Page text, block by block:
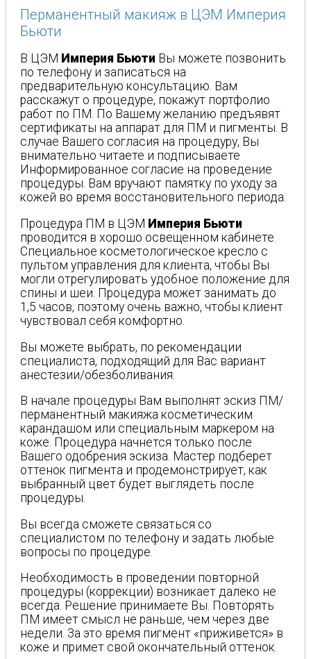
Перманентный макияж в ЦЭМ Империя
Бьюти
В ЦЭМ Империя Бьюти Вы можете позвонить
по телефону и записаться на
предварительную консультацию. Вам
расскажут о процедуре, покажут портфолио
работ по ПМ. По Вашему желанию предъявят
сертификаты на аппарат для ПМ и пигменты. В
случае Вашего согласия на процедуру, Вы
внимательно читаете и подписываете
Информированное согласие на проведение
процедуры. Вам вручают памятку по уходу за
кожей во время восстановительного периода.
Процедура ПМ в ЦЭМ Империя Бьюти
проводится в хорошо освещенном кабинете.
Специальное косметологическое кресло с
пультом управления для клиента, чтобы Вы
могли отрегулировать удобное положение для
спины и шеи. Процедура может занимать до
1,5 часов, поэтому очень важно, чтобы клиент
чувствовал себя комфортно.
Вы можете выбрать, по рекомендации
специалиста, подходящий для Вас вариант
анестезии/обезболивания.
В начале процедуры Вам выполнят эскиз ПМ/
перманентный макияжа косметическим
карандашом или специальным маркером на
коже. Процедура начнется только после
Вашего одобрения эскиза. Мастер подберет
оттенок пигмента и продемонстрирует, как
выбранный цвет будет выглядеть после
процедуры.
Вы всегда сможете связаться со
специалистом по телефону и задать любые
вопросы по процедуре.
Необходимость в проведении повторной
процедуры (коррекции) возникает далеко не
всегда. Решение принимаете Вы. Повторять
ПМ имеет смысл не раньше, чем через две
недели. За это время пигмент «приживется» в
коже и примет свой окончательный оттенок.